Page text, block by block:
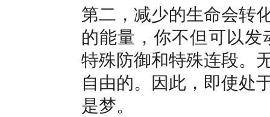
第二，减少的生命会转
的能量，你不但可以
特殊防御和特殊连段。
自由的。因此，即使处
是梦。